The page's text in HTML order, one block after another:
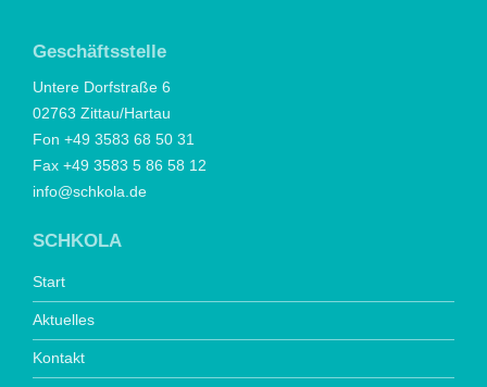
Geschäftsstelle
Untere Dorfstraße 6
02763 Zittau/Hartau
Fon +49 3583 68 50 31
Fax +49 3583 5 86 58 12
info@schkola.de
SCHKOLA
Start
Aktuelles
Kontakt